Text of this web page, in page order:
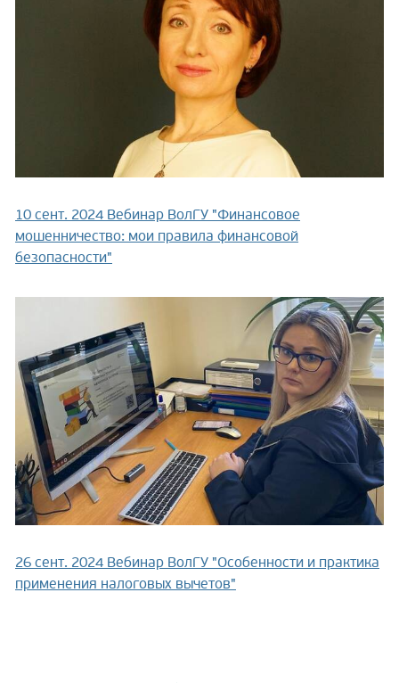
10 сент. 2024 Вебинар ВолГУ "Финансовое
мошенничество: мои правила финансовой
безопасности"
26 сент. 2024 Вебинар ВолГУ "Особенности и практика
применения налоговых вычетов"